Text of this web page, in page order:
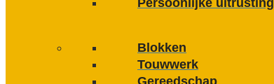
Persoonlijke uitrusting
Blokken
Touwwerk
Gereedschap